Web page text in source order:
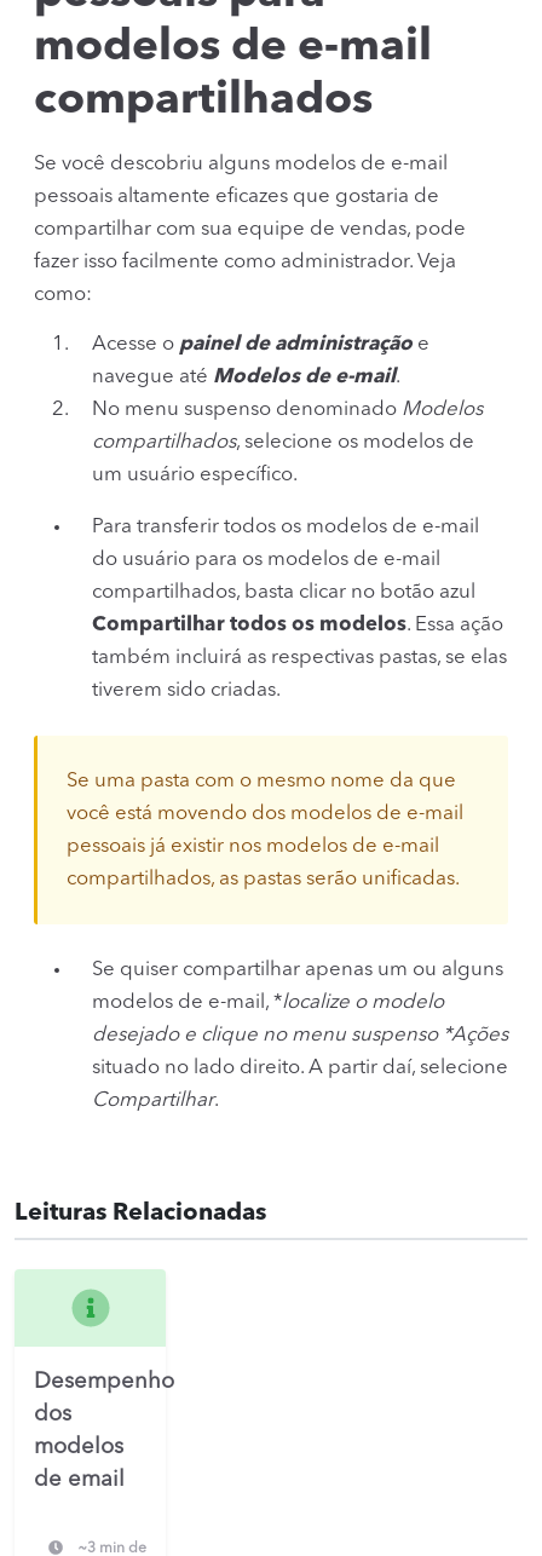
modelos de e-mail
compartilhados
Se você descobriu alguns modelos de e-mail
pessoais altamente eficazes que gostaria de
compartilhar com sua equipe de vendas, pode
fazer isso facilmente como administrador. Veja
como:
Acesse o painel de administração e
navegue até Modelos de e-mail.
No menu suspenso denominado Modelos
compartilhados, selecione os modelos de
um usuário específico.
Para transferir todos os modelos de e-mail
do usuário para os modelos de e-mail
compartilhados, basta clicar no botão azul
Compartilhar todos os modelos. Essa ação
também incluirá as respectivas pastas, se elas
tiverem sido criadas.
Se uma pasta com o mesmo nome da que
você está movendo dos modelos de e-mail
pessoais já existir nos modelos de e-mail
compartilhados, as pastas serão unificadas.
Se quiser compartilhar apenas um ou alguns
modelos de e-mail, *localize o modelo
desejado e clique no menu suspenso *Ações
situado no lado direito. A partir daí, selecione
Compartilhar.
Leituras Relacionadas
Desempenho
dos
modelos
de email
~3 min de